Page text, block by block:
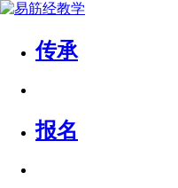
传承
报名